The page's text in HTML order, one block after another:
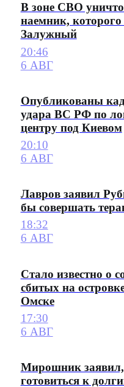
В зоне СВО
наемник,
Залужный
20:46
6 АВГ
Опубликованы
удара ВС РФ по
центру под Киевом
20:10
6 АВГ
Лавров заявил
бы совершать
18:32
6 АВГ
Стало известно о
сбитых на
Омске
17:30
6 АВГ
Мирошник
готовиться к